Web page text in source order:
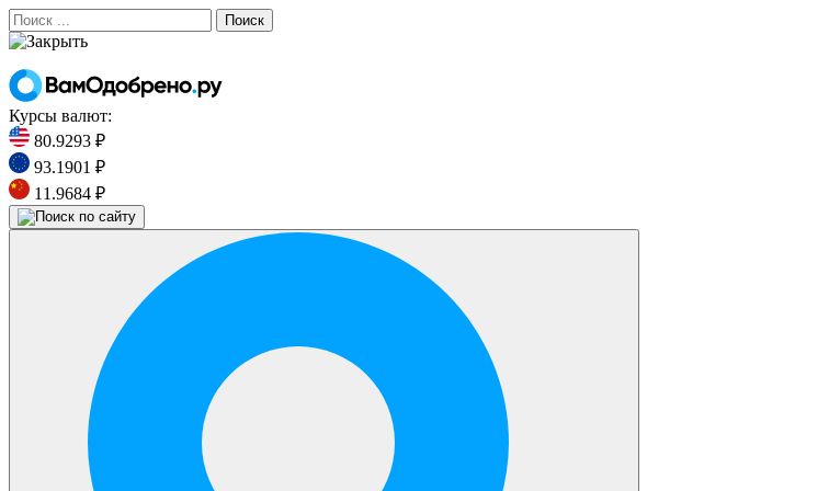
Поиск
Курсы валют:
80.9293 ₽
93.1901 ₽
11.9684 ₽